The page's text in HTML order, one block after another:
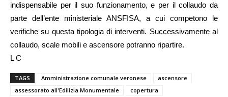
indispensabile per il suo funzionamento, e per il collaudo da
parte dell’ente ministeriale ANSFISA, a cui competono le
verifiche su questa tipologia di interventi. Successivamente al
collaudo, scale mobili e ascensore potranno ripartire.
L C
TAGS Amministrazione comunale veronese
ascensore
assessorato all'Edilizia Monumentale
copertura